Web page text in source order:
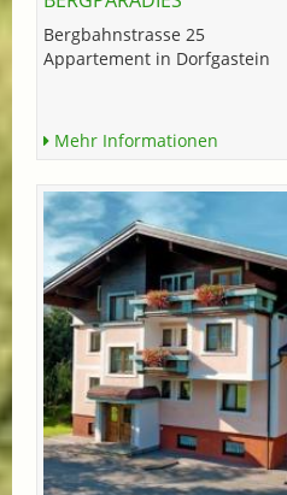
Bergbahnstrasse 25
Appartement in Dorfgastein
Mehr Informationen